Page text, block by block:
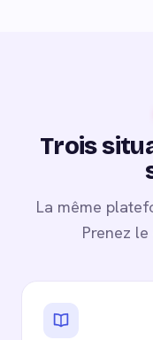
Trois
La même
Prenez